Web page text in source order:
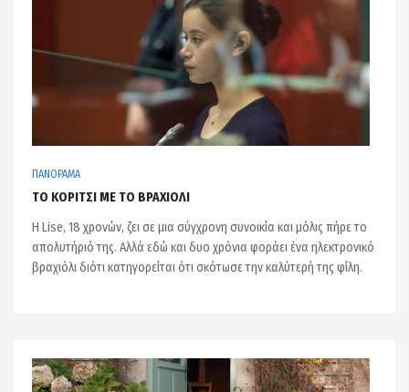
ΠΑΝΟΡΑΜΑ
ΤΟ ΚΟΡΙΤΣΙ ΜΕ ΤΟ ΒΡΑΧΙΟΛΙ
Η Lise, 18 χρονών, ζει σε μια σύγχρονη συνοικία και μόλις πήρε το
απολυτήριό της. Αλλά εδώ και δυο χρόνια φοράει ένα ηλεκτρονικό
βραχιόλι διότι κατηγορείται ότι σκότωσε την καλύτερή της φίλη.